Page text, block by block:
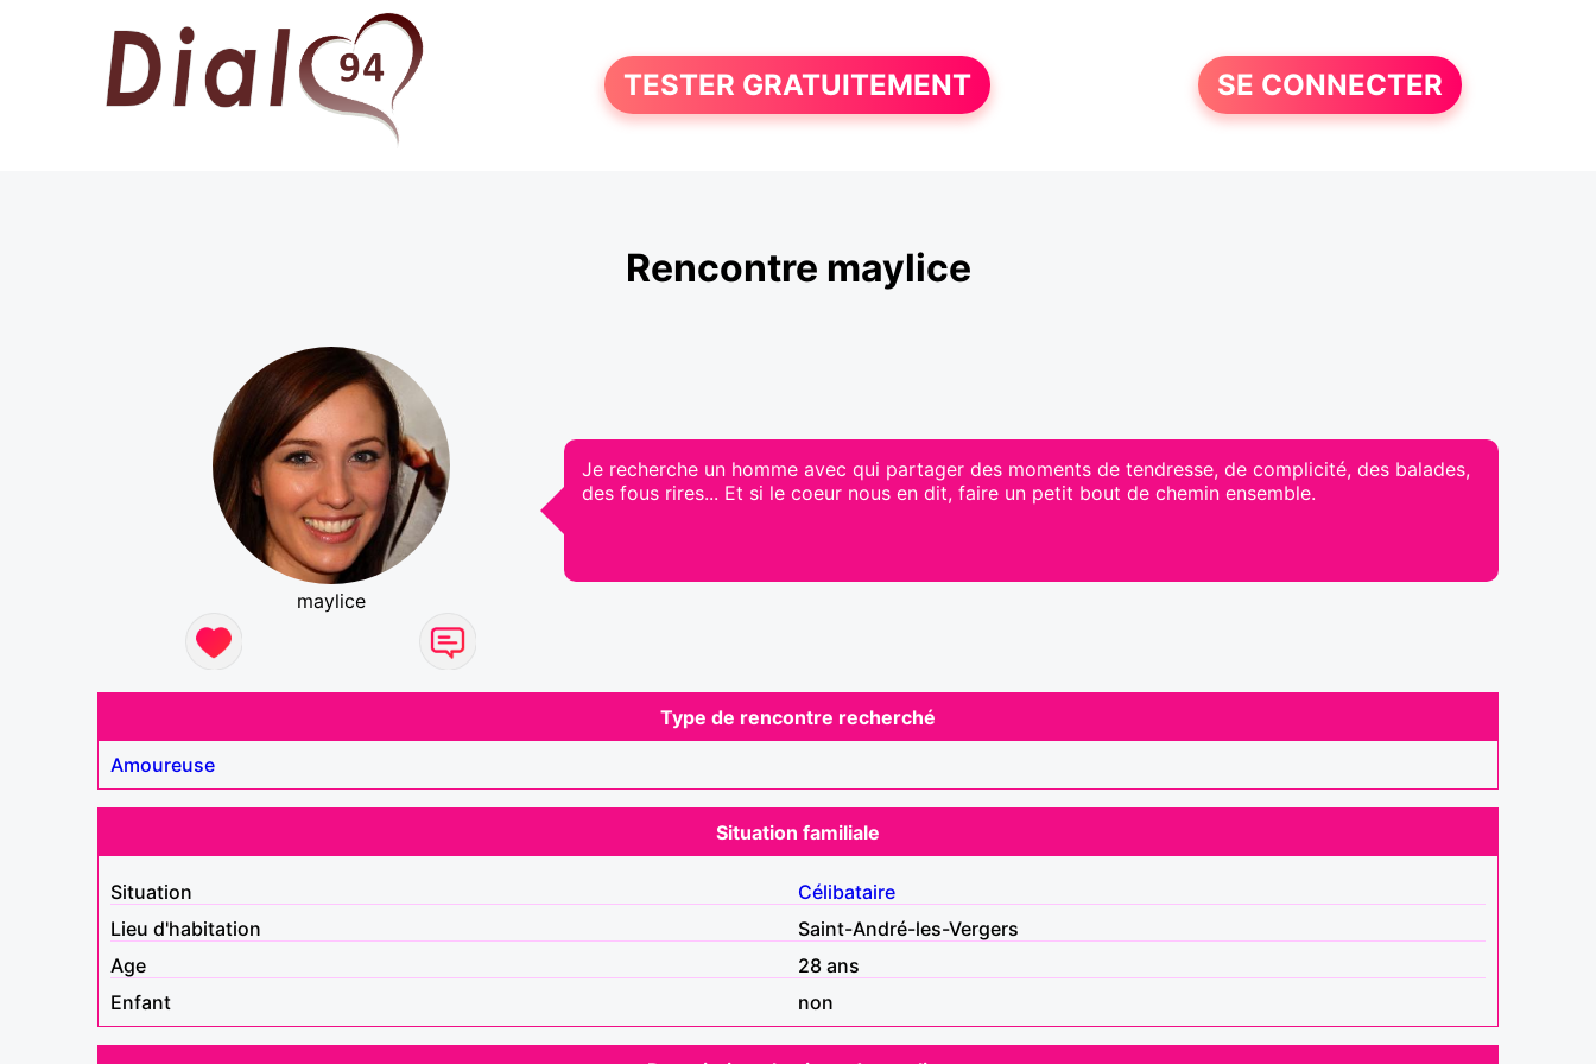
TESTER GRATUITEMENT SE CONNECTER
Rencontre maylice
maylice
Je recherche un homme avec qui partager des moments de tendresse, de complicité, des balades,
des fous rires... Et si le coeur nous en dit, faire un petit bout de chemin ensemble.
Type de rencontre recherché
Amoureuse
Situation familiale
Situation
Célibataire
Lieu d'habitation
Saint-André-les-Vergers
Age
28 ans
Enfant
non